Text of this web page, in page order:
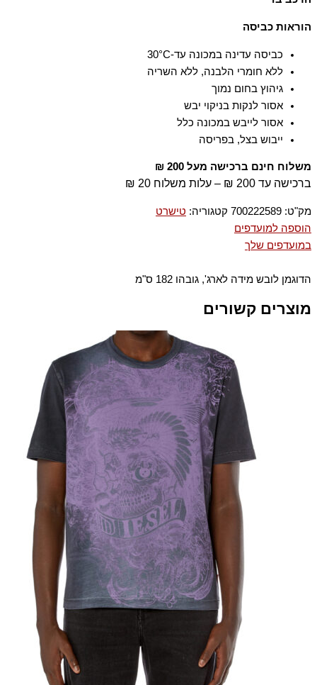
הוראות כביסה
כביסה עדינה במכונה עד-30°C
ללא חומרי הלבנה, ללא השריה
גיהוץ בחום נמוך
אסור לנקות בניקוי יבש
אסור לייבש במכונה כלל
ייבוש בצל, בפריסה
משלוח חינם ברכישה מעל 200 ₪
ברכישה עד 200 ₪ – עלות משלוח 20 ₪
מק"ט: 700222589 קטגוריה: טישרט
הוספה למועדפים
במועדפים שלך
הדוגמן לובש מידה לארג', גובהו 182 ס"מ
מוצרים קשורים